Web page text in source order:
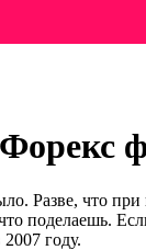
Разве, что при
поделаешь.
году.